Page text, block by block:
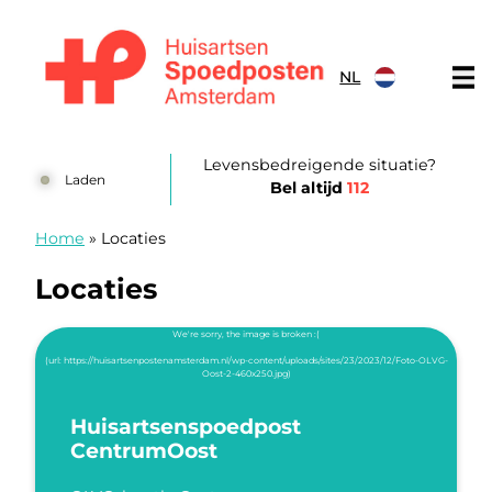
NL
Laden
Levensbedreigende situatie?
Bel altijd112
Home » Locaties
Locaties
Huisartsenspoedpost
CentrumOost